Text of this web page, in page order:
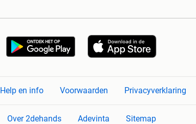
Help en info Voorwaarden Privacyverklaring
Over 2dehands Adevinta Sitemap